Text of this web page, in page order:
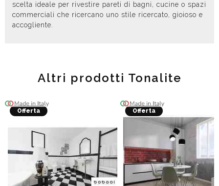
scelta ideale per rivestire pareti di bagni, cucine o spazi
commerciali che ricercano uno stile ricercato, gioioso e
accogliente.
Altri prodotti Tonalite
Offerta Offerta